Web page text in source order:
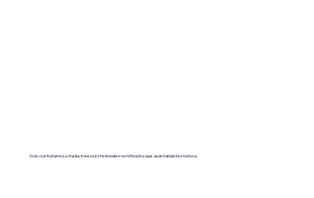
Solo contratamos a traductores profesionales certificados que sean hablantes nativos.